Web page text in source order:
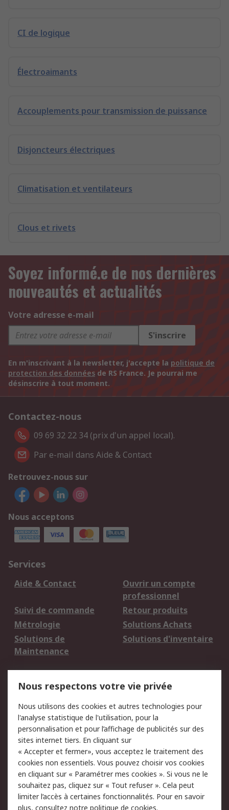
CI de logique
Électroaimants
Accouplements pour transmission de puissance
Disjoncteurs électriques
Climatisation et ventilateurs
Clous et rivets
Soyez informé.e de nos dernières
nouveautés et actualités
Votre adresse e-mail
S'inscrire
En m'inscrivant à la newsletter, j'accepte la politique de
protection des données de RS France. Je pourrai me
désinscrire à tout moment.
Contactez-nous
09 69 32 22 34 (prix d'un appel local).
Par e-mail dans Aide & Contact
Retrouvez-nous sur
Nous acceptons
Services
Aide & Contact
Ouvrir un compte
professionnel
Suivi de commande
Retour produits
Métrologie
Solutions Achats
Solutions de
Maintenance
Solutions d'inventaire
du site
Politique de protection
des données - Mise à
jour
Sécurité des E-mails
Conditions générales
de vente
Politique anti-
corruption
Campagnes marketing
Nous respectons votre vie privée
Nous utilisons des cookies et autres technologies pour
l'analyse statistique de l'utilisation, pour la
personnalisation et pour l’affichage de publicités sur des
sites internet tiers. En cliquant sur
« Accepter et fermer», vous acceptez le traitement des
cookies non essentiels. Vous pouvez choisir vos cookies
en cliquant sur « Paramétrer mes cookies ». Si vous ne le
souhaitez pas, cliquez sur « Tout refuser ». Cela peut
limiter l’accès à certaines fonctionnalités. Pour en savoir
plus, consultez notre politique de cookies.